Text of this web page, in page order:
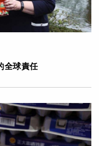
全球責任